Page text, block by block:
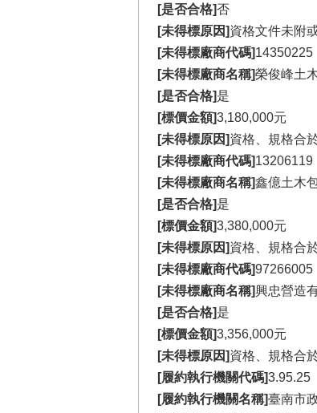
[是否合格]否
[未得標原因]資格文件未附
[未得標廠商代碼]14350225
[未得標廠商名稱]榮俊峰土
[是否合格]是
[標價金額]3,180,000元
[未得標原因]資格、規格合
[未得標廠商代碼]13206119
[未得標廠商名稱]鑫億土木
[是否合格]是
[標價金額]3,380,000元
[未得標原因]資格、規格合
[未得標廠商代碼]97266005
[未得標廠商名稱]興忠營造
[是否合格]是
[標價金額]3,356,000元
[未得標原因]資格、規格合
[履約執行機關代碼]3.95.25
[履約執行機關名稱]臺南市